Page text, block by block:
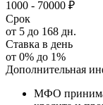
1000 - 70000 ₽
Срок
от 5 до 168 дн.
Ставка в день
от 0% до 1%
Дополнительная
МФО